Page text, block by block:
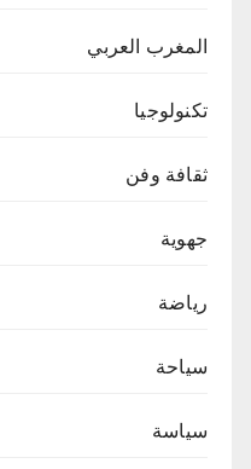
المغرب العربي
تكنولوجيا
ثقافة وفن
جهوية
رياضة
سياحة
سياسة